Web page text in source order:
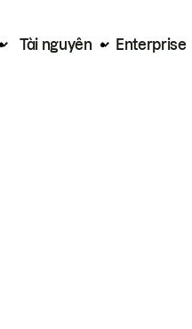
Tài nguyên Enterprise